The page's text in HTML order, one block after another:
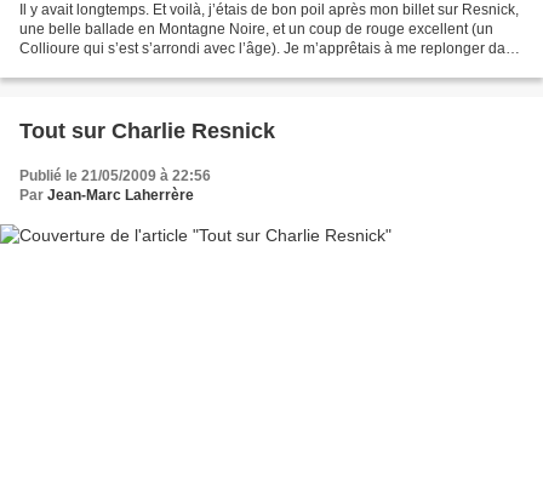
Il y avait longtemps. Et voilà, j’étais de bon poil après mon billet sur Resnick,
une belle ballade en Montagne Noire, et un coup de rouge excellent (un
Collioure qui s’est s’arrondi avec l’âge). Je m’apprêtais à me replonger dans
Tout sur Charlie Resnick
Publié le 21/05/2009 à 22:56
Par Jean-Marc Laherrère